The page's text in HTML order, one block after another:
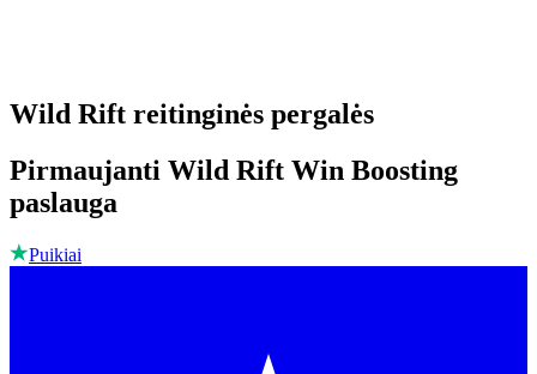
Wild Rift reitinginės pergalės
Pirmaujanti Wild Rift Win Boosting
paslauga
Puikiai